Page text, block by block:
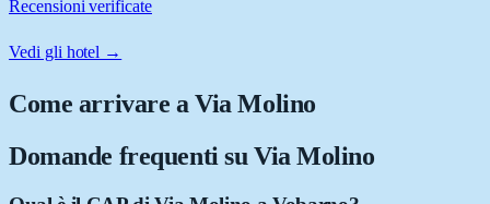
Recensioni verificate
Vedi gli hotel →
Come arrivare aVia Molino
Domande frequenti su Via Molino